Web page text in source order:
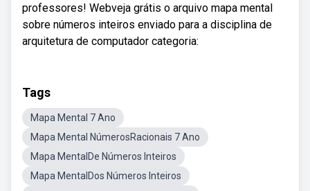
professores! Webveja grátis o arquivo mapa mental
sobre números inteiros enviado para a disciplina de
arquitetura de computador categoria:
Tags
Mapa Mental 7 Ano
Mapa Mental NúmerosRacionais 7 Ano
Mapa MentalDe Números Inteiros
Mapa MentalDos Números Inteiros